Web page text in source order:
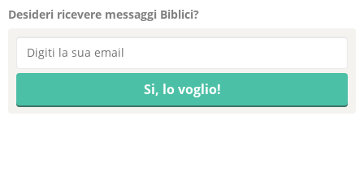
Desideri ricevere messaggi Biblici?